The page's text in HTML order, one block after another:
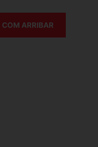
COM ARRIBAR